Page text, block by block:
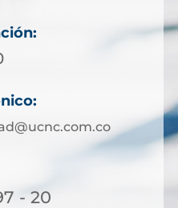
- 20